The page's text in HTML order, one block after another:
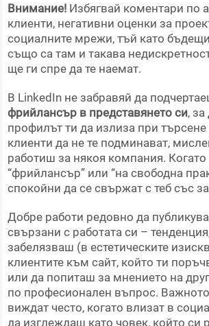
Внимание! Избягвай коментари по
клиенти, негативни оценки за
социалните мрежи, тъй като
също са там и такава
ще ги спре да те наемат.
В LinkedIn не забравяй да
фрийлансър в представянето си,
профилът ти да излиза при
клиенти да не те подминават,
работиш за някоя компания.
“фрийлансър” или “на свободна
спокойни да се свържат с теб със
Добре работи редовно да
свързани с работата си –
забелязваш (в естетическите
клиентите към сайт, който ти
или да попиташ за мнението на
по професионален въпрос. Важното
виждат често, когато влизат в
да изглеждаш като човек, който си